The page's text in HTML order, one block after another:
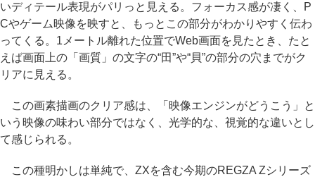
いディテール表現がパリっと見える。フォーカス感が凄く、P
Cやゲーム映像を映すと、もっとこの部分がわかりやすく伝わ
ってくる。1メートル離れた位置でWeb画面を見たとき、たと
えば画面上の「画質」の文字の“田”や“貝”の部分の穴までがク
リアに見える。
この画素描画のクリア感は、「映像エンジンがどうこう」と
いう映像の味わい部分ではなく、光学的な、視覚的な違いとし
て感じられる。
この種明かしは単純で、ZXを含む今期のREGZA Zシリーズ